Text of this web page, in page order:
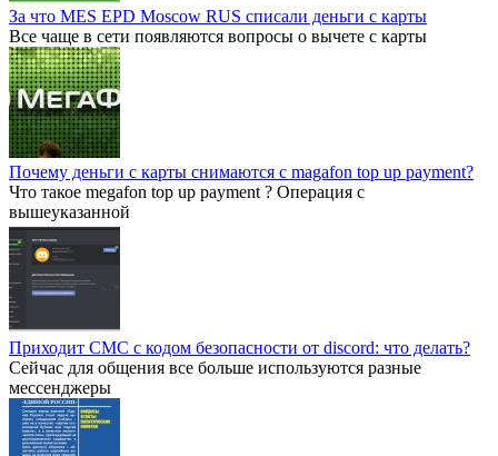
За что MES EPD Moscow RUS списали деньги с карты
Все чаще в сети появляются вопросы о вычете с карты
Почему деньги с карты снимаются с magafon top up payment?
Что такое megafon top up payment ? Операция с
вышеуказанной
Приходит СМС с кодом безопасности от discord: что делать?
Сейчас для общения все больше используются разные
мессенджеры